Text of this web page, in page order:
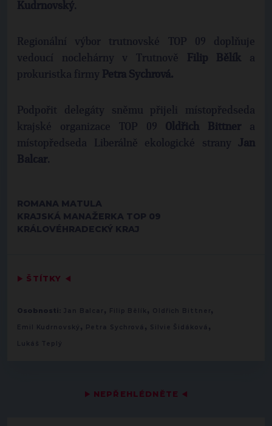
▶ NEPŘEHLÉDNĚTE ◀
Kudrnovský.
Regionální výbor trutnovské TOP 09 doplňuje
vedoucí noclehárny v Trutnově
Filip Bělík a
prokuristka firmy Petra Sychrová.
Podpořit delegáty sněmu přijeli místopředseda
krajské organizace TOP 09 Oldřich Bittner a
místopředseda Liberálně ekologické strany Jan
Balcar.
ROMANA MATULA
KRAJSKÁ MANAŽERKA TOP 09
KRÁLOVÉHRADECKÝ KRAJ
▶ ŠTÍTKY ◀
Osobnosti: Jan Balcar , Filip Bělík , Oldřich Bittner ,
Emil Kudrnovský , Petra Sychrová , Silvie Šidáková ,
Lukáš Teplý